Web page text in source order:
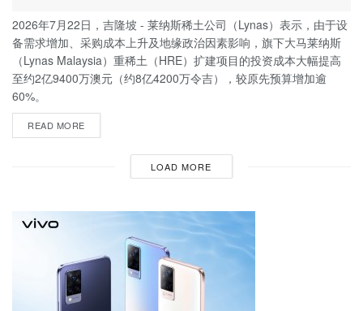
2026年7月22日，吉隆坡 - 莱纳斯稀土公司（Lynas）表示，由于设
备需求增加、采购成本上升及地缘政治因素影响，旗下大马莱纳斯
（Lynas Malaysia）重稀土（HRE）扩建项目的投资成本大幅提高
至约2亿9400万澳元（约8亿4200万令吉），较原先预算增加逾
60%。
READ MORE
LOAD MORE